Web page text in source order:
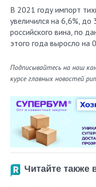
В 2021 году импорт
увеличился на 6,6%,
российского вина, по
этого года выросло на
Подписывайтесь на наш
курсе главных новостей
Читайте также